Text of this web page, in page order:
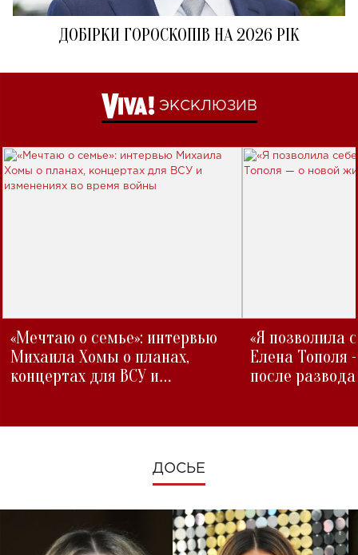
ДОБІРКИ ГОРОСКОПІВ НА 2026 РІК
ЭКСКЛЮЗИВ
«Мечтаю о семье»: интервью
Михаила Хомы о планах,
концертах для ВСУ и
«Я позволила
Елена Тополя
после развода
ДОСЬЕ